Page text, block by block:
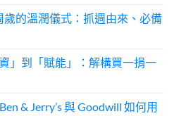
歲的溫潤儀式：抓週由來、必備
」到「賦能」：解構買一捐一
& Jerry’s 與 Goodwill 如何用